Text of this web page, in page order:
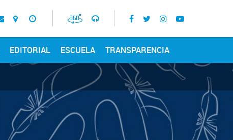
EDITORIAL ESCUELA TRANSPARENCIA